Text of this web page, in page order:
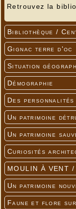
Retrouvez la
Bibliothèque /
Gignac terre d'oc
Situation
Démographie
Des
Un patrimoine
Un patrimoine
Curiosités
MOULIN À VENT /
Un patrimoine
Faune et flore